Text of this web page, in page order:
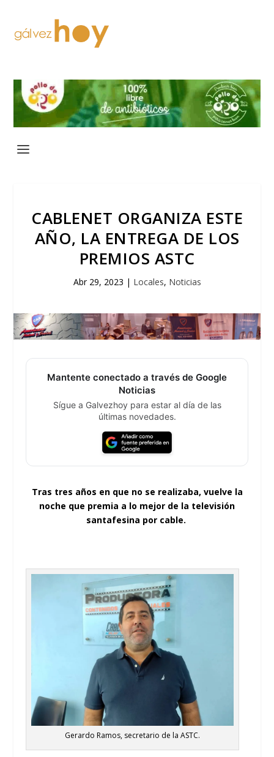
CABLENET ORGANIZA ESTE
AÑO, LA ENTREGA DE LOS
PREMIOS ASTC
Abr 29, 2023 | Locales, Noticias
Mantente conectado a través de Google
Noticias
Sígue a Galvezhoy para estar al día de las
últimas novedades.
Tras tres años en que no se realizaba, vuelve la
noche que premia a lo mejor de la televisión
santafesina por cable.
Gerardo Ramos, secretario de la ASTC.